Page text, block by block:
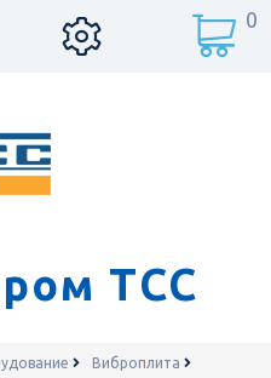
ТСС
0
Виброплита